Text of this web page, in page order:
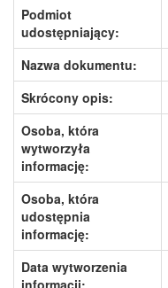
Podmiot
udostępniający:
Nazwa dokumentu:
Skrócony opis:
Osoba, która
wytworzyła
informację:
Osoba, która
udostępnia
informację:
Data wytworzenia
informacji: